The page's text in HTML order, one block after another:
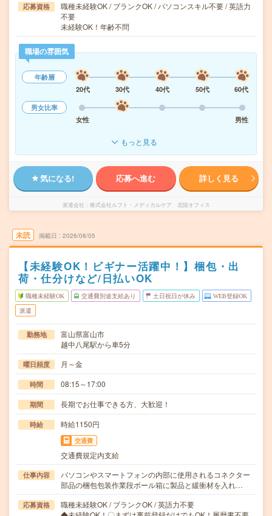
応募資格
職種未経験OK / ブランクOK / パソコンスキル不要 / 英語力
不要
未経験OK！年齢不問
職場の雰囲気
年齢層
20代
30代 40代 50代
60代
男女比率
女性
男性
もっと見る
気になる! 応募へ進む 詳しく見る
派遣会社 株式会社ルフト・メディカルケア 北陸オフィス
未読 掲載日 2026/08/05
【未経験OK！ビギナー活躍中！】梱包・出
荷・仕分けなど/日払いOK
職種未経験OK 交通費別途支給あり 土日祝日が休み WEB登録OK
派遣
勤務地
富山県富山市
越中八尾駅から車5分
曜日頻度 月～金
時間 08:15～17:00
期間 長期でお仕事できる方、大歓迎！
時給 時給1150円
交通費
交通費規定内支給
仕事内容
パソコンやスマートフォンの内部に使用されるコネクター
部品の梱包包装作業段ボール箱に製品と緩衝材を入れ…
応募資格
職種未経験OK / ブランクOK / 英語力不要